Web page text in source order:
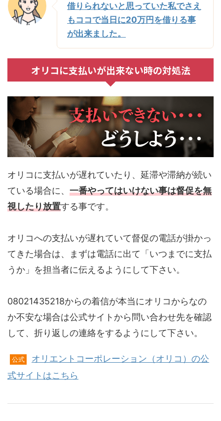
借りられないと思っていた私でさえ
もココで当日に20万円を借りる事
が出来ました。
オリコに支払いが出来ない時の対処法
オリコに支払いが遅れていたり、延滞や滞納が続い
ている場合に、 一番やってはいけない事は督促を無
視したり放置する事です。
オリコへの支払いが遅れていて督促の電話が掛かっ
てきた場合は、まずは電話に出て「いつまでに支払
うか」を担当者に伝えるようにして下さい。
08021435218からの着信が本当にオリコからなの
か不安な場合は公式サイトから問い合わせ先を確認
して、折り返しの連絡をするようにして下さい。
公式
オリエントコーポレーション（オリコ）の公
式サイトはこちら